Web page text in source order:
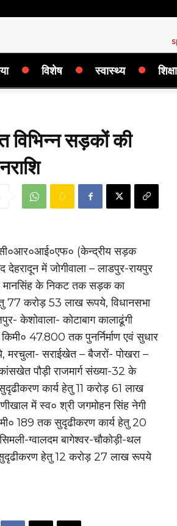
विशेष स्वास्थ्य शिक्षा
विभिन्न सड़कों की
सी०आर०आई०एफ० (केन्द्रीय सड़क
में जोगीवाला – लाडपुर-रायपुर
मानसिंह के निकट तक सड़क का
77 करोड़ 53 लाख रूपये, विधानसभा
केशोवाला- कोटाबाग कालाढूंगी
47.800 तक पुनर्निर्माण एवं सुधार
सराईखेत – बैजरों- पोखरा –
पौड़ी राजमार्ग संख्या-32 के
कार्य हेतु 11 करोड़ 61 लाख
में स्व० श्री जगमोहन सिंह नेगी
189 तक सुदृढीकरण कार्य हेतु 20
ग्वालदम बागेश्वर-चौकोड़ी-थल
सुदृढीकरण हेतु 12 करोड़ 27 लाख रूपये